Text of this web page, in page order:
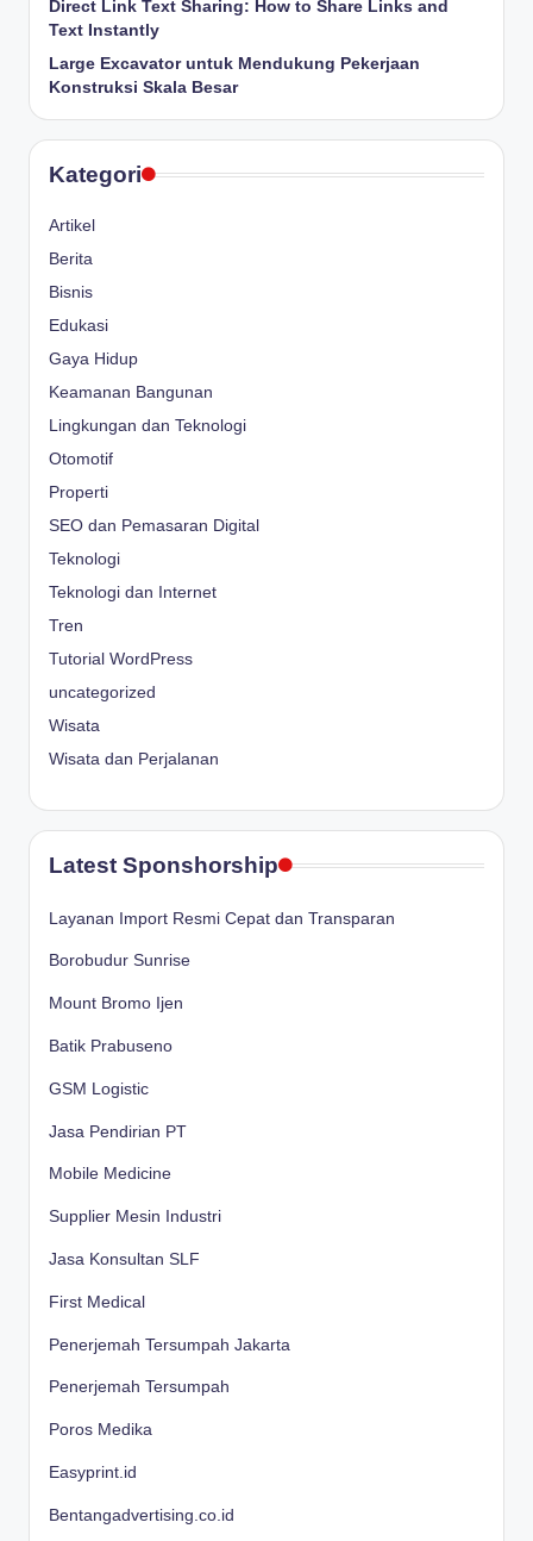
Direct Link Text Sharing: How to Share Links and
Text Instantly
Large Excavator untuk Mendukung Pekerjaan
Konstruksi Skala Besar
Kategori
Artikel
Berita
Bisnis
Edukasi
Gaya Hidup
Keamanan Bangunan
Lingkungan dan Teknologi
Otomotif
Properti
SEO dan Pemasaran Digital
Teknologi
Teknologi dan Internet
Tren
Tutorial WordPress
uncategorized
Wisata
Wisata dan Perjalanan
Latest Sponshorship
Layanan Import Resmi Cepat dan Transparan
Borobudur Sunrise
Mount Bromo Ijen
Batik Prabuseno
GSM Logistic
Jasa Pendirian PT
Mobile Medicine
Supplier Mesin Industri
Jasa Konsultan SLF
First Medical
Penerjemah Tersumpah Jakarta
Penerjemah Tersumpah
Poros Medika
Easyprint.id
Bentangadvertising.co.id